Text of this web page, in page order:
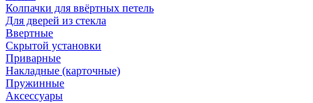
Колпачки для ввёртных петель
Для дверей из стекла
Ввертные
Скрытой установки
Приварные
Накладные (карточные)
Пружинные
Аксессуары